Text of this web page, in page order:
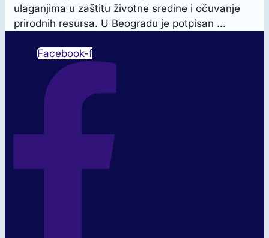
ulaganjima u zaštitu životne sredine i očuvanje
prirodnih resursa. U Beogradu je potpisan …
Facebook-f